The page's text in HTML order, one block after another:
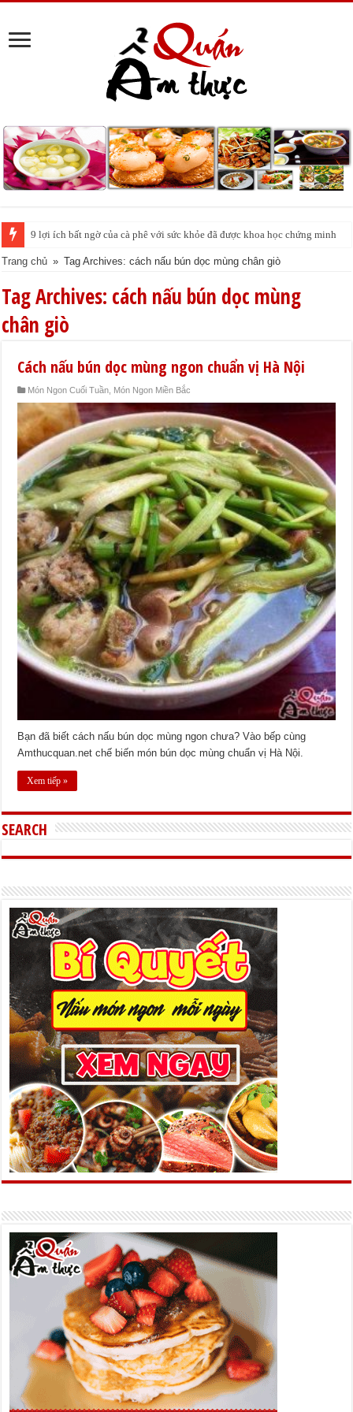
9 lợi ích bất ngờ của cà phê với sức khỏe đã được khoa học chứng minh
Trang chủ » Tag Archives: cách nấu bún dọc mùng chân giò
Tag Archives: cách nấu bún dọc mùng
chân giò
Cách nấu bún dọc mùng ngon chuẩn vị Hà Nội
Món Ngon Cuối Tuần Món Ngon Miền Bắc
Bạn đã biết cách nấu bún dọc mùng ngon chưa? Vào bếp cùng
Amthucquan.net chế biến món bún dọc mùng chuẩn vị Hà Nội.
Xem tiếp »
SEARCH